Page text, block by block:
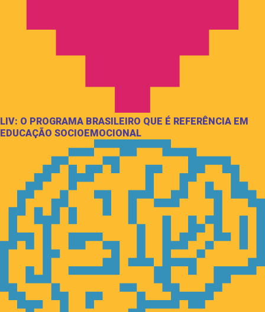
LIV: O PROGRAMA BRASILEIRO QUE É REFERÊNCIA EM
EDUCAÇÃO SOCIOEMOCIONAL